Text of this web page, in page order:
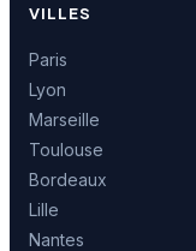
VILLES
Paris
Lyon
Marseille
Toulouse
Bordeaux
Lille
Nantes